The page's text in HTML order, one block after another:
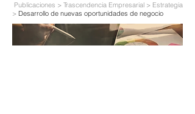
Publicaciones > Trascendencia Empresarial > Estrategia
> Desarrollo de nuevas oportunidades de negocio